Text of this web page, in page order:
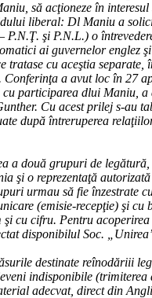
să acţioneze în
liberal: Dl Maniu a
P.N.Ţ. şi P.N.L.) o
ai guvernelor englez
tratase cu aceştia separate,
Conferinţa a avut loc în 27
cu participarea dlui Maniu, a
Cu acest prilej s-au
după întreruperea
a două grupuri de
şi o reprezentaţă
urmau să fie înzestrate
(emisie-recepţie) şi cu
şi cu cifru. Pentru
disponibilul Soc.
destinate reînodăriii
indisponibile
adecvat, direct din